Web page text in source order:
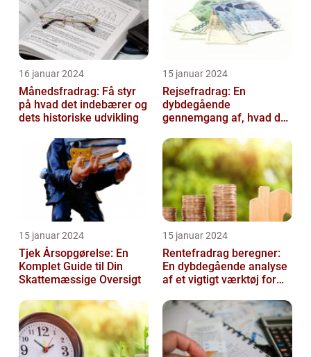
16 januar 2024
Månedsfradrag: Få styr
på hvad det indebærer og
dets historiske udvikling
15 januar 2024
Rejsefradrag: En
dybdegående
gennemgang af, hvad du
15 januar 2024
Tjek Årsopgørelse: En
Komplet Guide til Din
Skattemæssige Oversigt
15 januar 2024
Rentefradrag beregner:
En dybdegående analyse
af et vigtigt værktøj for